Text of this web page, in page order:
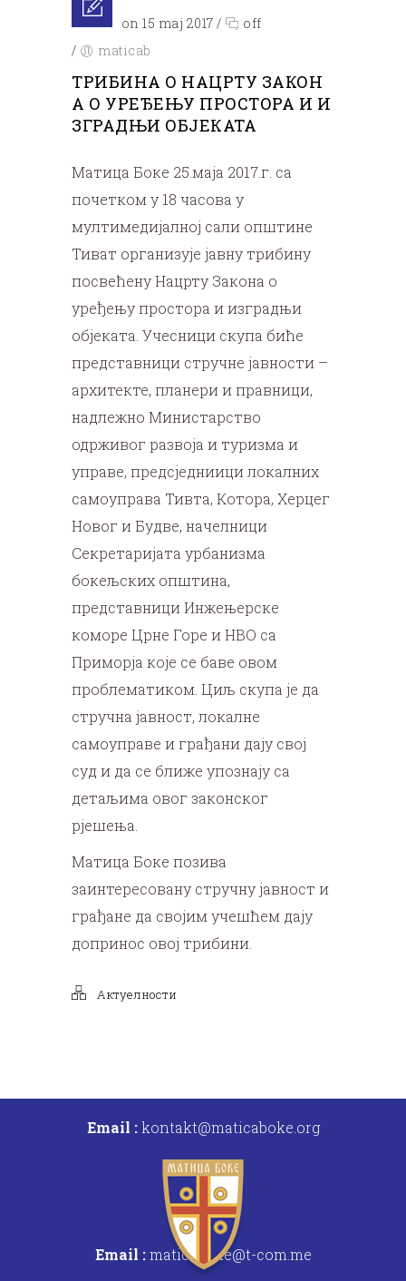
Posted on 15 maj 2017 /
off
/
maticab
ТРИБИНА О НАЦРТУ ЗАКОН
А О УРЕЂЕЊУ ПРОСТОРА И И
ЗГРАДЊИ ОБЈЕКАТА
Матица Боке 25.маја 2017.г. са
почетком у 18 часова у
мултимедијалној сали општине
Тиват организује јавну трибину
посвећену Нацрту Закона о
уређењу простора и изградњи
објеката. Учесници скупа биће
представници стручне јавности –
архитекте, планери и правници,
надлежно Министарство
одрживог развоја и туризма и
управе, предсједниици локалних
самоуправа Тивта, Котора, Херцег
Новог и Будве, начелници
Секретаријата урбанизма
бокељских општина,
представници Инжењерске
коморе Црне Горе и НВО са
Приморја које се баве овом
проблематиком. Циљ скупа је да
стручна јавност, локалне
самоуправе и грађани дају свој
суд и да се ближе упознају са
детаљима овог законског
рјешења.
Матица Боке позива
заинтересовану стручну јавност и
грађане да својим учешћем дају
допринос овој трибини.
Актуелности
Email :kontakt@maticaboke.org
Email :maticaboke@t-com.me